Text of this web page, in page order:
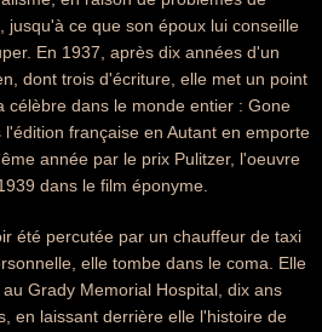
jusqu'à ce que son époux lui conseille
En 1937, après dix années d'un
dont trois d'écriture, elle met un point
célèbre dans le monde entier : Gone
française en Autant en emporte
année par le prix Pulitzer, l'oeuvre
dans le film éponyme.
été percutée par un chauffeur de taxi
elle tombe dans le coma. Elle
Grady Memorial Hospital, dix ans
en laissant derrière elle l'histoire de